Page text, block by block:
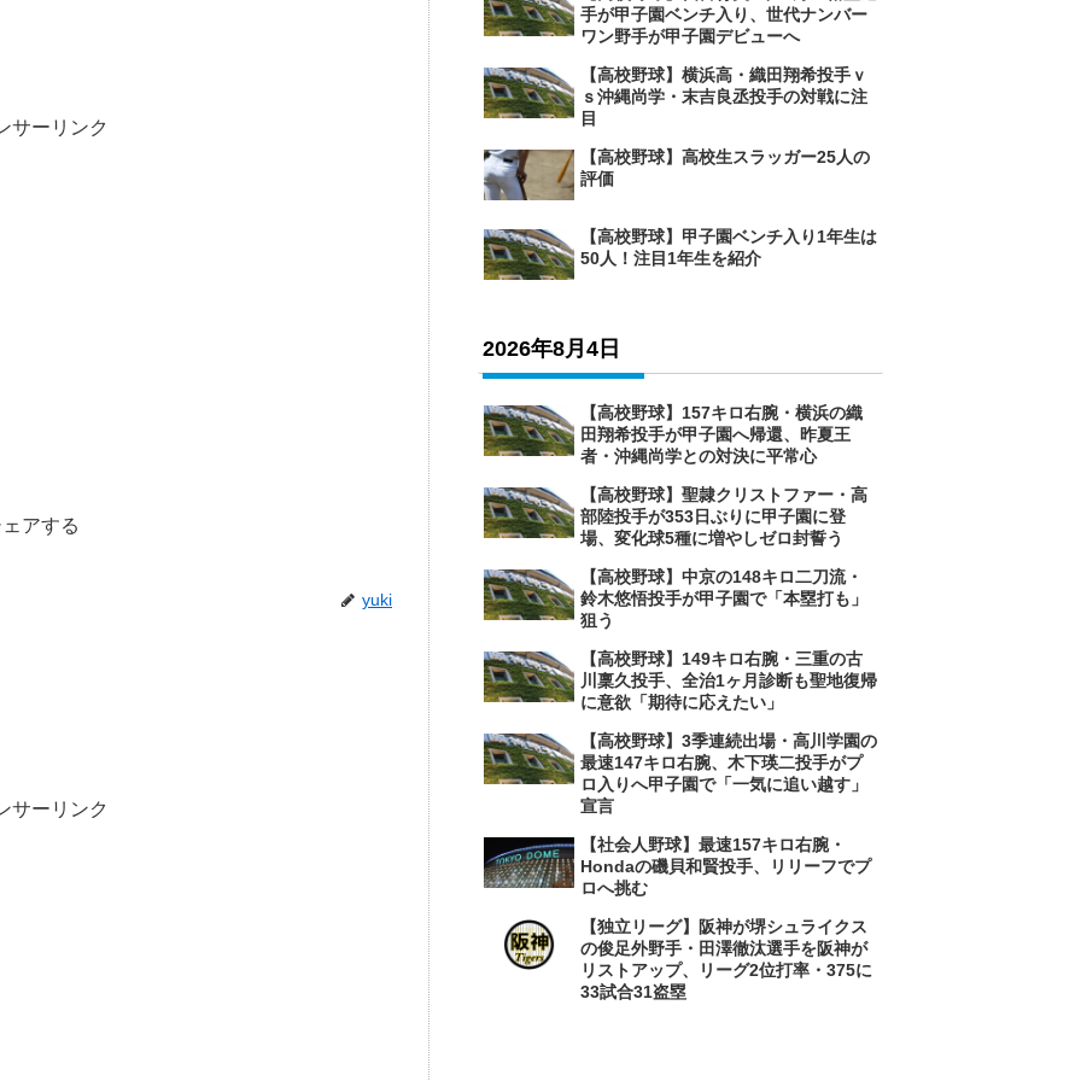
サーリンク
アする
yuki
サーリンク
手が甲子園ベンチ入り、世代ナンバー
ワン野手が甲子園デビューへ
【高校野球】横浜高・織田翔希投手ｖ
ｓ沖縄尚学・末吉良丞投手の対戦に注
目
【高校野球】高校生スラッガー25人の
評価
【高校野球】甲子園ベンチ入り1年生は
50人！注目1年生を紹介
2026年8月4日
【高校野球】157キロ右腕・横浜の織
田翔希投手が甲子園へ帰還、昨夏王
者・沖縄尚学との対決に平常心
【高校野球】聖隷クリストファー・高
部陸投手が353日ぶりに甲子園に登
場、変化球5種に増やしゼロ封誓う
【高校野球】中京の148キロ二刀流・
鈴木悠悟投手が甲子園で「本塁打も」
狙う
【高校野球】149キロ右腕・三重の古
川稟久投手、全治1ヶ月診断も聖地復帰
に意欲「期待に応えたい」
【高校野球】3季連続出場・高川学園の
最速147キロ右腕、木下瑛二投手がプ
ロ入りへ甲子園で「一気に追い越す」
宣言
【社会人野球】最速157キロ右腕・
Hondaの磯貝和賢投手、リリーフでプ
ロへ挑む
【独立リーグ】阪神が堺シュライクス
の俊足外野手・田澤徹汰選手を阪神が
リストアップ、リーグ2位打率・375に
33試合31盗塁